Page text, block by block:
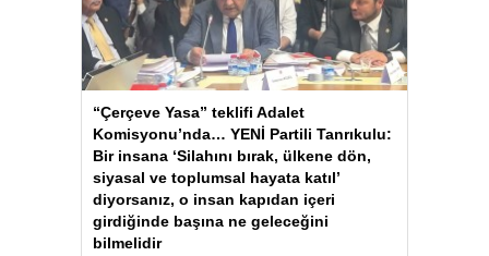
“Çerçeve Yasa” teklifi Adalet
Komisyonu’nda… YENİ Partili Tanrıkulu:
Bir insana ‘Silahını bırak, ülkene dön,
siyasal ve toplumsal hayata katıl’
diyorsanız, o insan kapıdan içeri
girdiğinde başına ne geleceğini
bilmelidir